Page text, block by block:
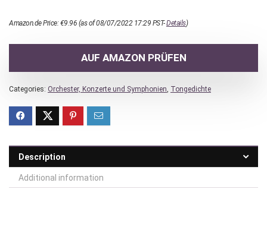
Amazon.de Price:€9.96 (as of 08/07/2022 17:29 PST-Details)
AUF AMAZON PRÜFEN
Categories: Orchester, Konzerte und Symphonien, Tongedichte
Description
Additional information